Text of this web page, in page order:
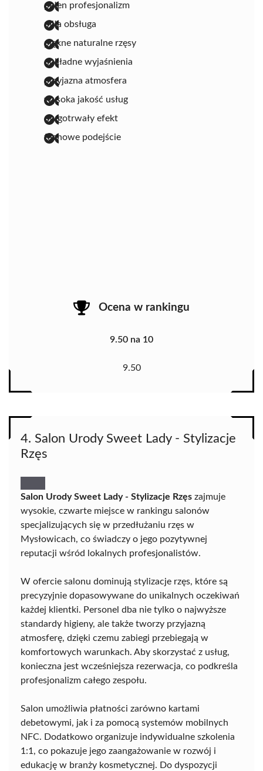
pełen profesjonalizm
miła obsługa
piękne naturalne rzęsy
dokładne wyjaśnienia
przyjazna atmosfera
wysoka jakość usług
długotrwały efekt
fachowe podejście
Ocena w rankingu
9.50 na 10
9.50
4. Salon Urody Sweet Lady - Stylizacje
Rzęs
Salon Urody Sweet Lady - Stylizacje Rzęs zajmuje
wysokie, czwarte miejsce w rankingu salonów
specjalizujących się w przedłużaniu rzęs w
Mysłowicach, co świadczy o jego pozytywnej
reputacji wśród lokalnych profesjonalistów.
W ofercie salonu dominują stylizacje rzęs, które są
precyzyjnie dopasowywane do unikalnych oczekiwań
każdej klientki. Personel dba nie tylko o najwyższe
standardy higieny, ale także tworzy przyjazną
atmosferę, dzięki czemu zabiegi przebiegają w
komfortowych warunkach. Aby skorzystać z usług,
konieczna jest wcześniejsza rezerwacja, co podkreśla
profesjonalizm całego zespołu.
Salon umożliwia płatności zarówno kartami
debetowymi, jak i za pomocą systemów mobilnych
NFC. Dodatkowo organizuje indywidualne szkolenia
1:1, co pokazuje jego zaangażowanie w rozwój i
edukację w branży kosmetycznej. Do dyspozycji